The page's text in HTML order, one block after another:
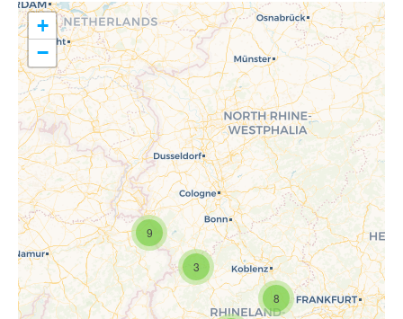
Travelers' Map wird geladen …
Wenn du dies siehst, nachdem
deine Seite vollständig geladen
wurde, fehlen leafletJS-Dateien.
8
3
9
+
−